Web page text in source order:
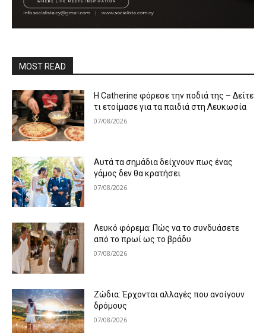
MOST READ
Η Catherine φόρεσε την ποδιά της – Δείτε
τι ετοίμασε για τα παιδιά στη Λευκωσία
07/08/2026
Αυτά τα σημάδια δείχνουν πως ένας
γάμος δεν θα κρατήσει
07/08/2026
Λευκό φόρεμα: Πώς να το συνδυάσετε
από το πρωί ως το βράδυ
07/08/2026
Ζώδια: Έρχονται αλλαγές που ανοίγουν
δρόμους
07/08/2026